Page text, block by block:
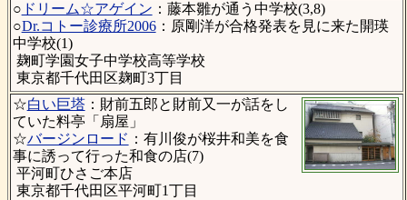
○ ドリーム☆アゲイン ：藤本雛が通う中学校(3,8)
○Dr.コトー診療所2006：原剛洋が合格発表を見に来た開瑛
中学校(1)
麹町学園女子中学校高等学校
東京都千代田区麹町3丁目
☆白い巨塔：財前五郎と財前又一が話をし
ていた料亭「扇屋」
☆バージンロード ：有川俊が桜井和美を食
事に誘って行った和食の店(7)
平河町ひさご本店
東京都千代田区平河町1丁目